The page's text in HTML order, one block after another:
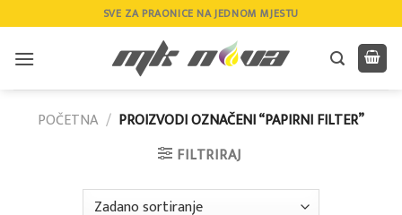
to
content
SVE ZA PRAONICE NA JEDNOM MJESTU
POČETNA / PROIZVODI OZNAČENI “PAPIRNI FILTER”
FILTRIRAJ